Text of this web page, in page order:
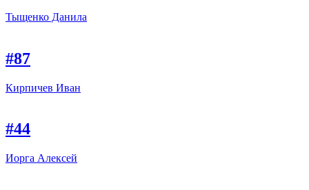
Тыщенко Данила
#87
Кирпичев Иван
#44
Иорга Алексей